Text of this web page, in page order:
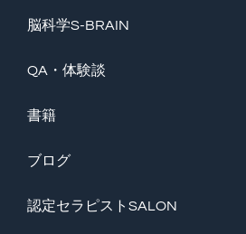
脳科学S-BRAIN
QA・体験談
書籍
ブログ
認定セラピストSALON